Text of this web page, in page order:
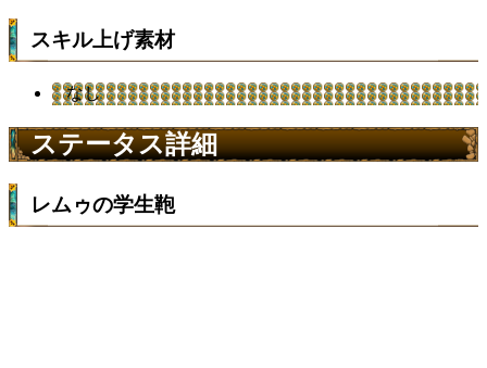
スキル上げ素材
なし
ステータス詳細
レムゥの学生鞄